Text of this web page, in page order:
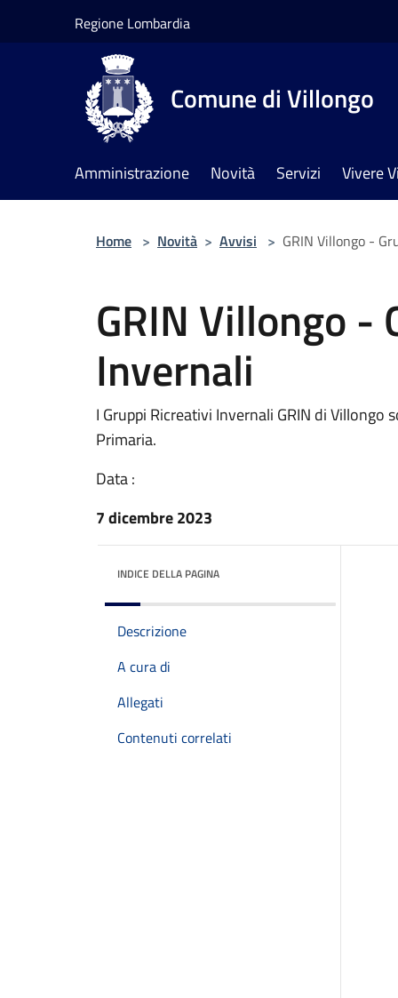
Regione Lombardia
Comune di Villongo
Amministrazione Novità Servizi Vivere
Home > Novità > Avvisi > GRIN Villongo -
GRIN Villongo -
Invernali
I Gruppi Ricreativi Invernali GRIN di
Primaria.
Data :
7 dicembre 2023
INDICE DELLA PAGINA
Descrizione
A cura di
Allegati
Contenuti correlati